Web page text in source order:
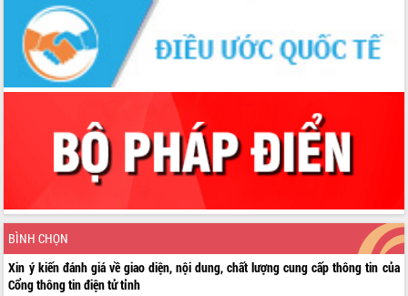
BÌNH CHỌN
Xin ý kiến đánh giá về giao diện, nội dung, chất lượng cung cấp thông tin của
Cổng thông tin điện tử tỉnh